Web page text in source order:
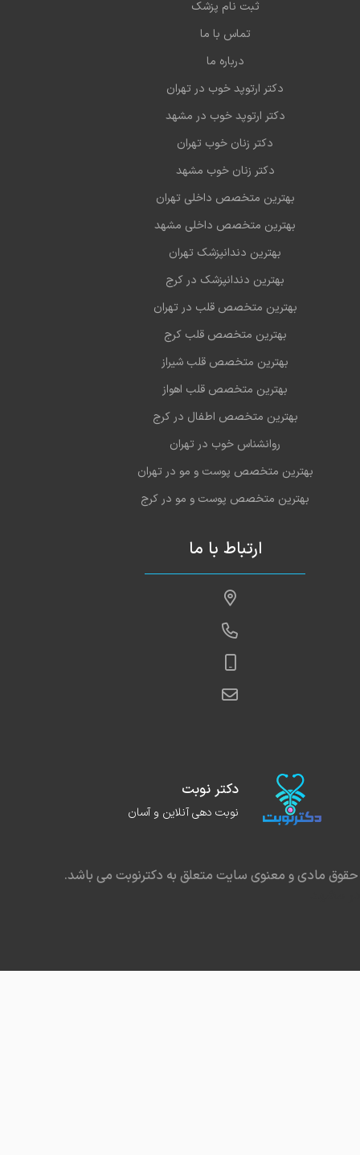
ثبت نام پزشک
تماس با ما
درباره ما
دکتر ارتوپد خوب در تهران
دکتر ارتوپد خوب در مشهد
دکتر زنان خوب تهران
دکتر زنان خوب مشهد
بهترین متخصص داخلی تهران
بهترین متخصص داخلی مشهد
بهترین دندانپزشک تهران
بهترین دندانپزشک در کرج
بهترین متخصص قلب در تهران
بهترین متخصص قلب کرج
بهترین متخصص قلب شیراز
بهترین متخصص قلب اهواز
بهترین متخصص اطفال در کرج
روانشناس خوب در تهران
بهترین متخصص پوست و مو در تهران
بهترین متخصص پوست و مو در کرج
ارتباط با ما
دکتر نوبت
نوبت دهی آنلاین و آسان
مادی و معنوی سایت متعلق به دکترنوبت می باشد.